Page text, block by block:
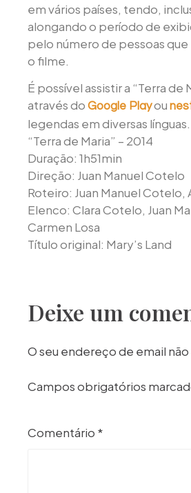
em vários países, tendo,
alongando o período de
pelo número de pessoas
o filme.
É possível assistir a “Terra de
através do Google Playou
legendas em diversas línguas.
“Terra de Maria” – 2014
Duração: 1h51min
Direção: Juan Manuel Cotelo
Roteiro: Juan Manuel Cotelo,
Elenco: Clara Cotelo, Juan
Carmen Losa
Título original: Mary’s Land
Deixe um
O seu endereço de email
Campos obrigatórios
Comentário *